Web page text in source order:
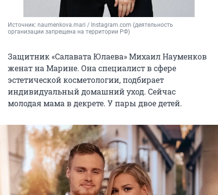
Источник: naumenkova.mari / Instagram.com (деятельность
организации запрещена на территории РФ)
Защитник «Салавата Юлаева» Михаил Науменков
женат на Марине. Она специалист в сфере
эстетической косметологии, подбирает
индивидуальный домашний уход. Сейчас
молодая мама в декрете. У пары двое детей.